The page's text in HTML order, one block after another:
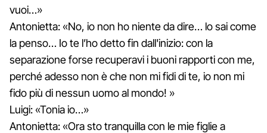
vuoi…»
Antonietta: «No, io non ho niente da dire… lo sai come
la penso… Io te l’ho detto fin dall'inizio: con la
separazione forse recuperavi i buoni rapporti con me,
perché adesso non è che non mi fidi di te, io non mi
fido più di nessun uomo al mondo! »
Luigi: «Tonia io…»
Antonietta: «Ora sto tranquilla con le mie figlie a